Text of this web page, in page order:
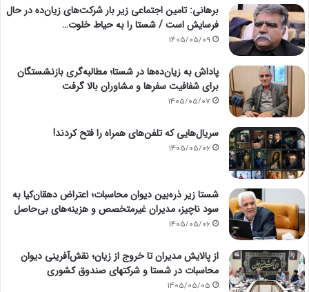
برهانی: تامین اجتماعی زیر بار شرکت‌های زیان‌ده در حال
فرسایش است / شستا را به حیاط خلوت…
1405/05/09
پاداش به زیان‌ده‌ها در شستا؛ مطالبه‌گری بازنشستگان
برای شفافیت سفرها و مشاوران بالا گرفت
1405/05/07
سریال‌هایی که تلفن‌های همراه را فتح کردند!
1405/05/06
شستا زیر ذره‌بین دیوان محاسبات؛ اعتراض دهقان‌کیا به
سود ناچیز، مدیران غیرمتخصص و هزینه‌های بی‌حاصل
1405/05/06
از پالایش مدیران تا خروج از زیان؛ نقش‌آفرینی دیوان
محاسبات در شستا و شرکتهای صندوق کشوری
1405/05/05